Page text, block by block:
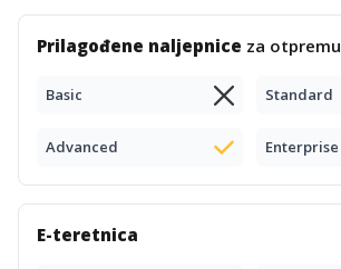
Prilagođene naljepnice za otpremu
Basic Standard
Advanced Enterprise
E-teretnica